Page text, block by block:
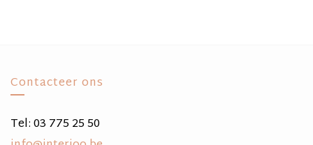
Contacteer ons
Tel: 03 775 25 50